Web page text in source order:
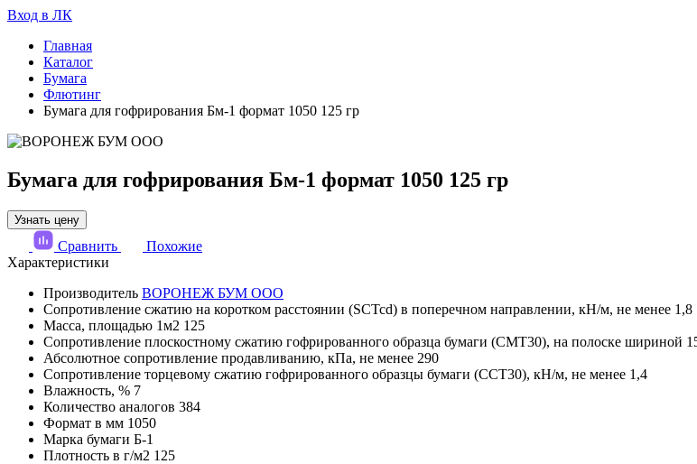
Вход в ЛК
Главная
Каталог
Бумага
Флютинг
Бумага для гофрирования Бм-1 формат 1050 125 гр
Бумага для гофрирования Бм-1 формат 1050 125 гр
Узнать цену
Сравнить
Похожие
Характеристики
Производитель ВОРОНЕЖ БУМ ООО
Сопротивление сжатию на коротком расстоянии (SCTcd) в поперечном направлении, кН/м, не менее 1,8
Масса, площадью 1м2 125
Сопротивление плоскостному сжатию гофрированного образца бумаги (СМТ30), на полоске шириной
Абсолютное сопротивление продавливанию, кПа, не менее 290
Сопротивление торцевому сжатию гофрированного образцы бумаги (ССТ30), кН/м, не менее 1,4
Влажность, % 7
Количество аналогов 384
Формат в мм 1050
Марка бумаги Б-1
Плотность в г/м2 125